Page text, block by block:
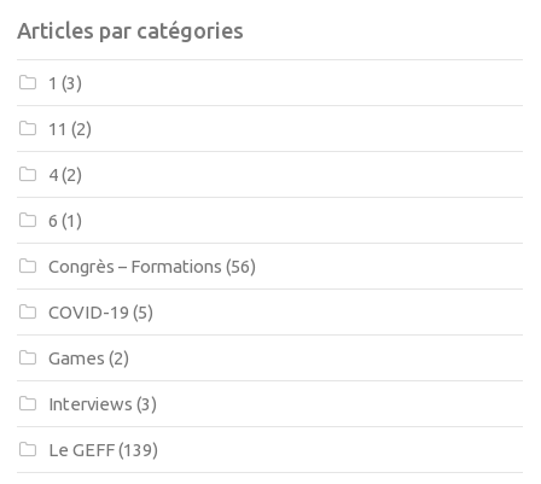
Articles par catégories
1 (3)
11 (2)
4(2)
6 (1)
Congrès – Formations (56)
COVID-19 (5)
Games (2)
Interviews (3)
Le GEFF(139)